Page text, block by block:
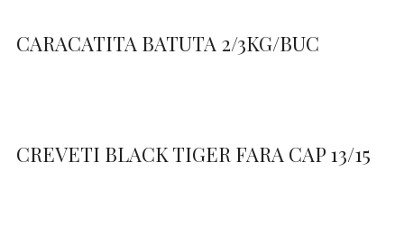
CARACATITA BATUTA 2/3KG/BUC
CREVETI BLACK TIGER FARA CAP 13/15